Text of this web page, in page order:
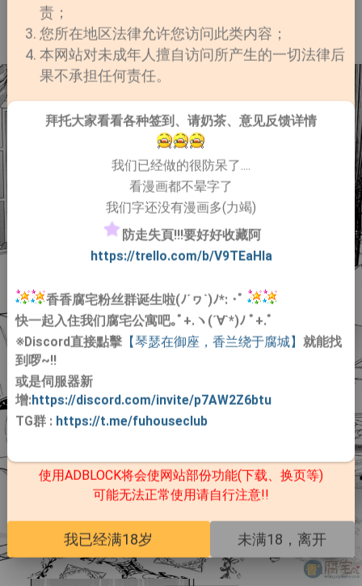
责；
您所在地区法律允许您访问此类内容；
本网站对未成年人擅自访问所产生的一切法律后
果不承担任何责任。
拜托大家看看各种签到、请奶茶、意见反馈详情
我们已经做的很防呆了....
看漫画都不晕字了
我们字还没有漫画多(力竭)
防走失頁!!!要好好收藏阿
https://trello.com/b/V9TEaHIa
香香腐宅粉丝群诞生啦(ﾉ´ヮ`)ﾉ*: ･ﾟ
快一起入住我们腐宅公寓吧｡ﾟ+.ヽ(´∀`*)ﾉ ﾟ+.ﾟ
※Discord直接點擊【琴瑟在御座，香兰绕于腐城】 就能找
到啰~!!
或是伺服器新
增:https://discord.com/invite/p7AW2Z6btu
TG群: https://t.me/fuhouseclub
使用ADBLOCK将会使网站部份功能(下载、换页等)
可能无法正常使用请自行注意!!
我已经满18岁 未满18，离开